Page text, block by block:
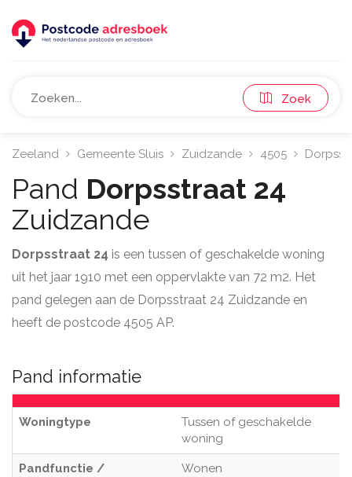
Zoek
Zeeland Gemeente Sluis Zuidzande 4505
Pand Dorpsstraat 24
Zuidzande
Dorpsstraat 24 is een tussen of geschakelde woning
uit het jaar 1910 met een oppervlakte van 72 m2. Het
pand gelegen aan de Dorpsstraat 24 Zuidzande en
heeft de postcode 4505 AP.
Pand informatie
Woningtype
Tussen of geschakelde
woning
Pandfunctie /
Wonen